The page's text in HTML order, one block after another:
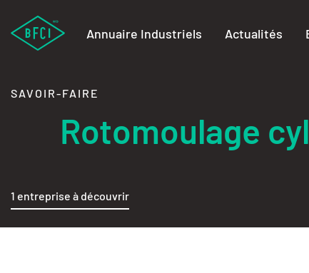
Annuaire Industriels Actualités
SAVOIR-FAIRE
Rotomoulage
1 entreprise à découvrir